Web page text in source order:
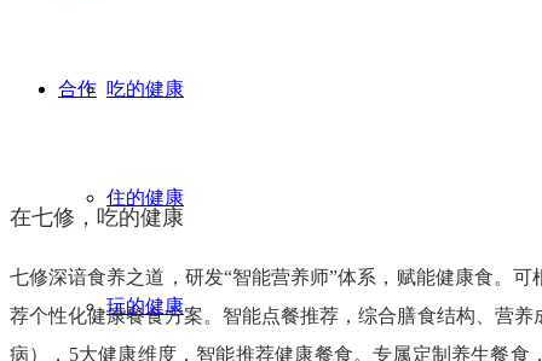
吃的健康
住的健康
玩的健康
合作
在七修，吃的健康
七修深谙食养之道，研发“智能营养师”体系，赋能健康食。
荐个性化健康餐食方案。智能点餐推荐，综合膳食结构、营
病），5大健康维度，智能推荐健康餐食。专属定制养生餐食